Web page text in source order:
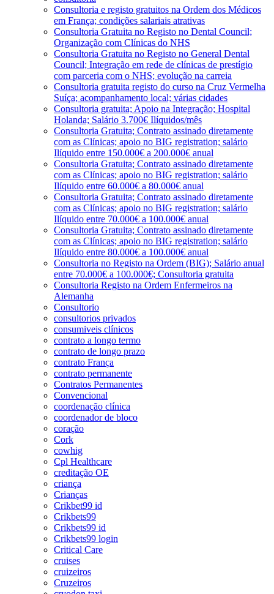
Consultoria e registo gratuitos na Ordem dos Médicos
em França; condições salariais atrativas
Consultoria Gratuita no Registo no Dental Council;
Organização com Clínicas do NHS
Consultoria Gratuita no Registo no General Dental
Council; Integração em rede de clínicas de prestígio
com parceria com o NHS; evolução na carreia
Consultoria gratuita registo do curso na Cruz Vermelha
Suíça; acompanhamento local; várias cidades
Consultoria gratuita; Apoio na Integração; Hospital
Holanda; Salário 3.700€ Ilíquidos/mês
Consultoria Gratuita; Contrato assinado diretamente
com as Clínicas; apoio no BIG registration; salário
Ilíquido entre 150.000€ a 200.000€ anual
Consultoria Gratuita; Contrato assinado diretamente
com as Clínicas; apoio no BIG registration; salário
Ilíquido entre 60.000€ a 80.000€ anual
Consultoria Gratuita; Contrato assinado diretamente
com as Clínicas; apoio no BIG registration; salário
Ilíquido entre 70.000€ a 100.000€ anual
Consultoria Gratuita; Contrato assinado diretamente
com as Clínicas; apoio no BIG registration; salário
Ilíquido entre 80.000€ a 100.000€ anual
Consultoria no Registo na Ordem (BIG); Salário anual
entre 70.000€ a 100.000€; Consultoria gratuita
Consultoria Registo na Ordem Enfermeiros na
Alemanha
Consultorio
consultorios privados
consumiveis clínicos
contrato a longo termo
contrato de longo prazo
contrato França
contrato permanente
Contratos Permanentes
Convencional
coordenação clínica
coordenador de bloco
coração
Cork
cowhig
Cpl Healthcare
creditação OE
criança
Crianças
Crikbet99 id
Crikbets99
Crikbets99 id
Crikbets99 login
Critical Care
cruises
cruizeiros
Cruzeiros